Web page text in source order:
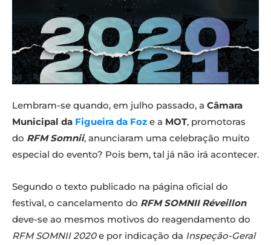
Lembram-se quando, em julho passado, a Câmara
Municipal da Figueira da Foz e a MOT, promotoras
do RFM Somnii, anunciaram uma celebração muito
especial do evento? Pois bem, tal já não irá acontecer.
Segundo o texto publicado na página oficial do
festival, o cancelamento do RFM SOMNII Réveillon
deve-se ao mesmos motivos do reagendamento do
RFM SOMNII 2020e por indicação da Inspeção-Geral